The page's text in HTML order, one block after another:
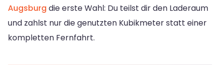
Augsburg die erste Wahl: Du teilst dir den Laderaum
und zahlst nur die genutzten Kubikmeter statt einer
kompletten Fernfahrt.